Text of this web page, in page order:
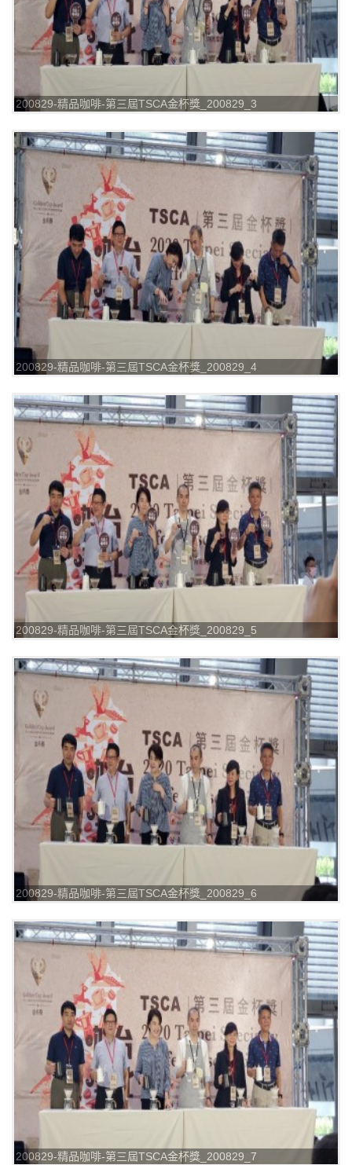
200829-精品咖啡-第三屆TSCA金杯獎_200829_3
200829-精品咖啡-第三屆TSCA金杯獎_200829_4
200829-精品咖啡-第三屆TSCA金杯獎_200829_5
200829-精品咖啡-第三屆TSCA金杯獎_200829_6
200829-精品咖啡-第三屆TSCA金杯獎_200829_7